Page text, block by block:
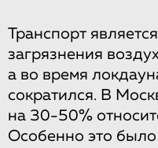
Транспорт
загрязнения
а во время
сократился. В
на 30-50%
Особенно это